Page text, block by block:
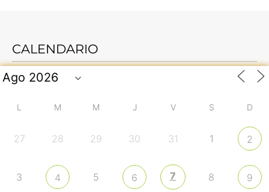
CALENDARIO
L M M J V S D
27 28 29 30 31 1 2
3 4 5 6 7 8 9